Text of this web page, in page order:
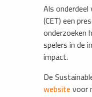
Als
(CET) een
onderzoeken
spelers in de
impact.
De
websitevoor